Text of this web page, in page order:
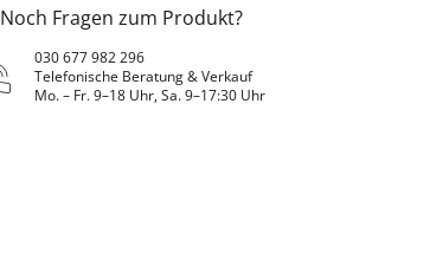
Noch Fragen zum Produkt?
030 677 982 296
Telefonische Beratung & Verkauf
Mo. – Fr. 9–18 Uhr, Sa. 9–17:30 Uhr